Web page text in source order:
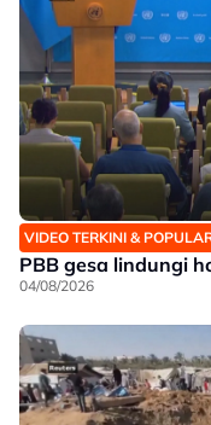
VIDEO TERKINI &
PBB gesa lindungi
04/08/2026